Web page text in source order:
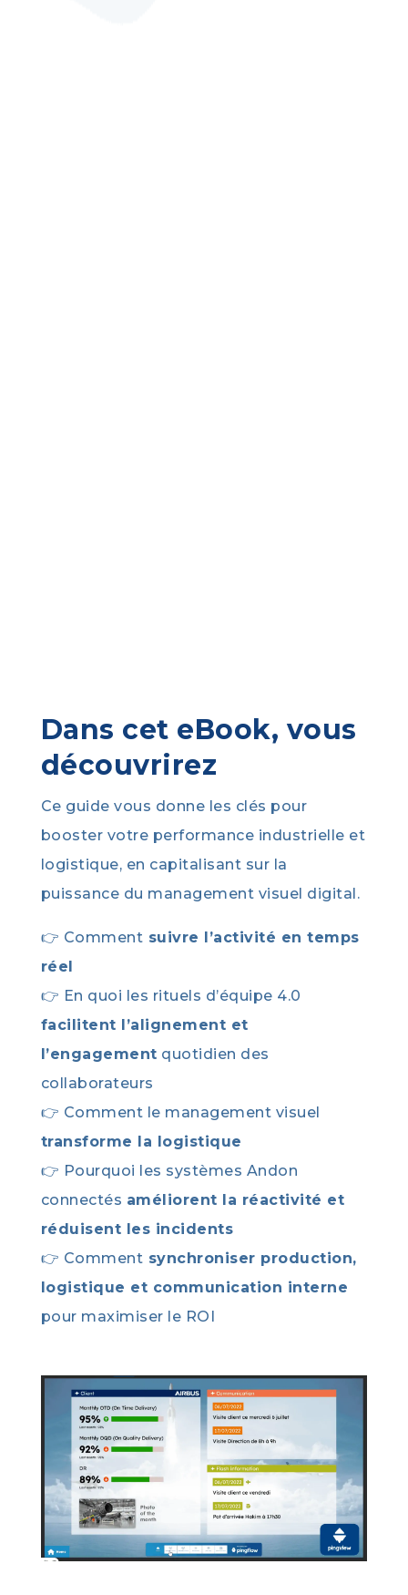
Dans cet eBook, vous
découvrirez
Ce guide vous donne les clés pour
booster votre performance industrielle et
logistique, en capitalisant sur la
puissance du management visuel digital.
👉 Comment suivre l’activité en temps
réel
👉 En quoi les rituels d’équipe 4.0
facilitent l’alignement et
l’engagement quotidien des
collaborateurs
👉 Comment le management visuel
transforme la logistique
👉 Pourquoi les systèmes Andon
connectés améliorent la réactivité et
réduisent les incidents
👉 Comment synchroniser production,
logistique et communication interne
pour maximiser le ROI